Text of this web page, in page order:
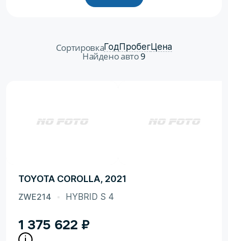
СортировкаГодПробегЦена
Найдено авто9
TOYOTA COROLLA, 2021
ZWE214 HYBRID S 4
1 375 622 ₽